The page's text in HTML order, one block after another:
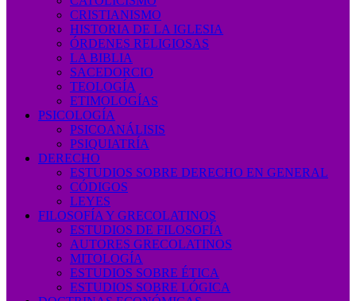
CRISTIANISMO
HISTORIA DE LA IGLESIA
ÓRDENES RELIGIOSAS
LA BIBLIA
SACEDORCIO
TEOLOGÍA
ETIMOLOGÍAS
PSICOLOGÍA
PSICOANÁLISIS
PSIQUIATRÍA
DERECHO
ESTUDIOS SOBRE DERECHO EN GENERAL
CÓDIGOS
LEYES
FILOSOFÍA Y GRECOLATINOS
ESTUDIOS DE FILOSOFÍA
AUTORES GRECOLATINOS
MITOLOGÍA
ESTUDIOS SOBRE ÉTICA
ESTUDIOS SOBRE LÓGICA